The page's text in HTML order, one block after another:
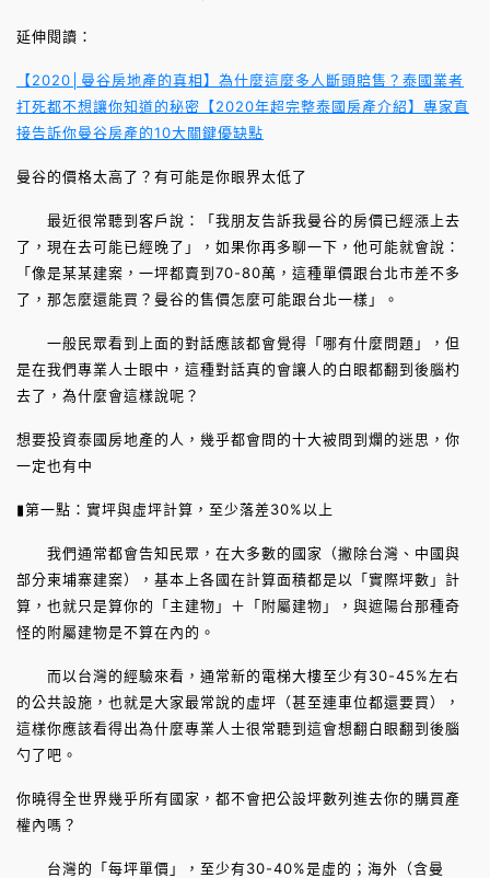
延伸閱讀：
【2020│曼谷房地產的真相】為什麼這麼多人斷頭賠售？泰國業者
打死都不想讓你知道的秘密 【2020年超完整泰國房產介紹】專家直
接告訴你曼谷房產的10大關鍵優缺點
曼谷的價格太高了？有可能是你眼界太低了
最近很常聽到客戶說：「我朋友告訴我曼谷的房價已經漲上去
了，現在去可能已經晚了」，如果你再多聊一下，他可能就會說：
「像是某某建案，一坪都賣到70-80萬，這種單價跟台北市差不多
了，那怎麼還能買？曼谷的售價怎麼可能跟台北一樣」。
一般民眾看到上面的對話應該都會覺得「哪有什麼問題」，但
是在我們專業人士眼中，這種對話真的會讓人的白眼都翻到後腦杓
去了，為什麼會這樣說呢？
想要投資泰國房地產的人，幾乎都會問的十大被問到爛的迷思，你
一定也有中
▮第一點：實坪與虛坪計算，至少落差30%以上
我們通常都會告知民眾，在大多數的國家（撇除台灣、中國與
部分柬埔寨建案），基本上各國在計算面積都是以「實際坪數」計
算，也就只是算你的「主建物」＋「附屬建物」，與遮陽台那種奇
怪的附屬建物是不算在內的。
而以台灣的經驗來看，通常新的電梯大樓至少有30-45%左右
的公共設施，也就是大家最常說的虛坪（甚至連車位都還要買），
這樣你應該看得出為什麼專業人士很常聽到這會想翻白眼翻到後腦
勺了吧。
你曉得全世界幾乎所有國家，都不會把公設坪數列進去你的購買產
權內嗎？
台灣的「每坪單價」，至少有30-40%是虛的；海外（含曼